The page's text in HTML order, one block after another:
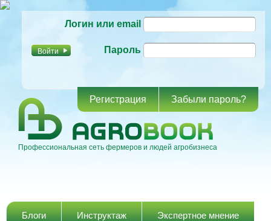
основному
Логин или email
Пароль
Регистрация Забыли пароль?
Профессиональная сеть фермеров и людей агробизнеса
Главное меню
Блоги Инструктаж Экспертное мнение